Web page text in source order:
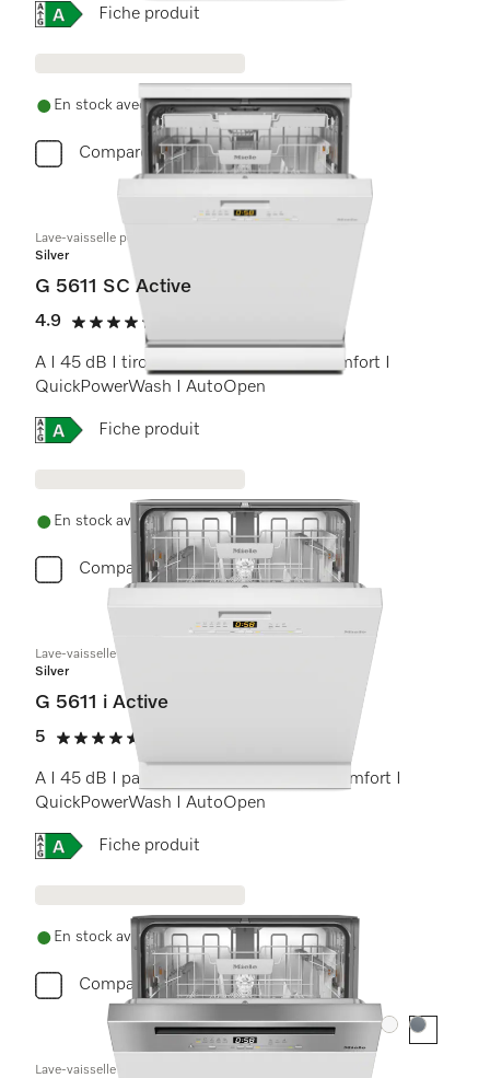
Online Label Flag, Étiquette énergétique
Fiche produit
En stock avec livraison gratuite
Comparer
Lave-vaisselle posable
Silver
G 5611 SC Active
4.9
4.9 étoiles sur 5
A I 45 dB I tiroir à couverts I paniers Comfort I
QuickPowerWash I AutoOpen
Online Label Flag, Étiquette énergétique
Fiche produit
En stock avec livraison gratuite
Comparer
Lave-vaisselle intégré
Silver
G 5611 i Active
5
5 étoiles sur 5
A I 45 dB I panier à couverts I paniers Comfort I
QuickPowerWash I AutoOpen
Online Label Flag, Étiquette énergétique
Fiche produit
En stock avec livraison gratuite
Comparer
Couleur:Couleur:
Lave-vaisselle intégré